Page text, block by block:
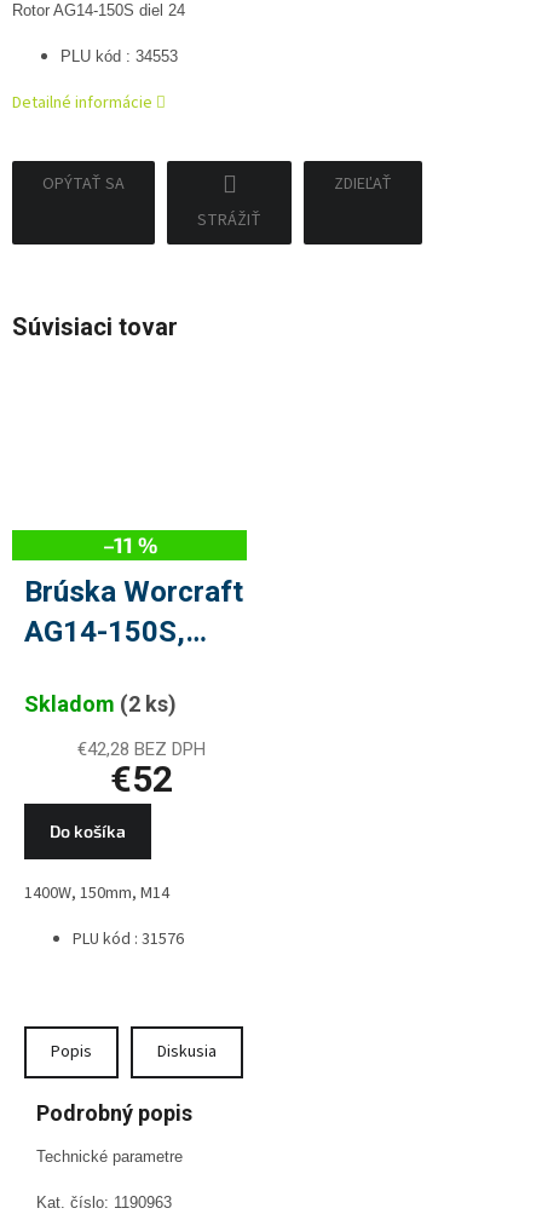
Rotor AG14-150S diel 24
PLU kód : 34553
Detailné informácie
OPÝTAŤ SA
STRÁŽIŤ
ZDIEĽAŤ
Súvisiaci tovar
–11 %
Brúska Worcraft
AG14-150S,
M14
Skladom (2 ks)
€42,28 BEZ DPH
€52
Do košíka
1400W, 150mm, M14
PLU kód : 31576
Popis Diskusia
Podrobný popis
Technické parametre
Kat. číslo: 1190963